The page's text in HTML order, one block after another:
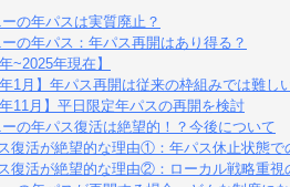
の年パスは実質廃止？
の年パス：年パス再開はあり得る？
~2025年現在】
年1月】年パス再開は従来の枠組みでは難し
年11月】平日限定年パスの再開を検討
の年パス復活は絶望的！？今後について
復活が絶望的な理由①：年パス休止状態で
復活が絶望的な理由②：ローカル戦略重視